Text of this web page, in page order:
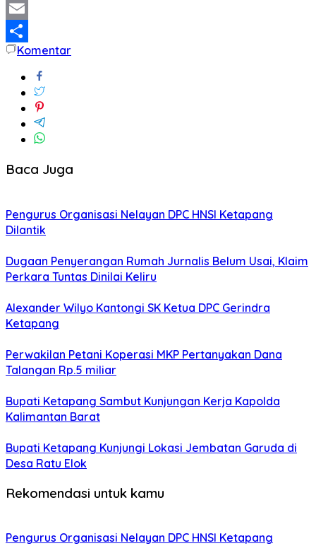
Twitter
Email
Share
Komentar
Baca Juga
Pengurus Organisasi Nelayan DPC HNSI Ketapang
Dilantik
Dugaan Penyerangan Rumah Jurnalis Belum Usai, Klaim
Perkara Tuntas Dinilai Keliru
Alexander Wilyo Kantongi SK Ketua DPC Gerindra
Ketapang
Perwakilan Petani Koperasi MKP Pertanyakan Dana
Talangan Rp.5 miliar
Bupati Ketapang Sambut Kunjungan Kerja Kapolda
Kalimantan Barat
Bupati Ketapang Kunjungi Lokasi Jembatan Garuda di
Desa Ratu Elok
Rekomendasi untuk kamu
Pengurus Organisasi Nelayan DPC HNSI Ketapang